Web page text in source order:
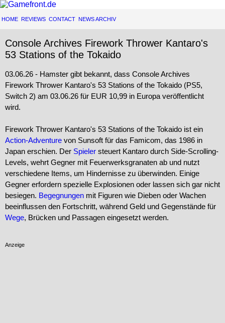
HOME REVIEWS CONTACT NEWS ARCHIV
Console Archives Firework Thrower Kantaro's
53 Stations of the Tokaido
03.06.26 - Hamster gibt bekannt, dass Console Archives
Firework Thrower Kantaro's 53 Stations of the Tokaido (PS5,
Switch 2) am 03.06.26 für EUR 10,99 in Europa veröffentlicht
wird.
Firework Thrower Kantaro's 53 Stations of the Tokaido ist ein
Action-Adventure von Sunsoft für das Famicom, das 1986 in
Japan erschien. Der Spieler steuert Kantaro durch Side-Scrolling-
Levels, wehrt Gegner mit Feuerwerksgranaten ab und nutzt
verschiedene Items, um Hindernisse zu überwinden. Einige
Gegner erfordern spezielle Explosionen oder lassen sich gar nicht
besiegen. Begegnungen mit Figuren wie Dieben oder Wachen
beeinflussen den Fortschritt, während Geld und Gegenstände für
Wege, Brücken und Passagen eingesetzt werden.
Anzeige